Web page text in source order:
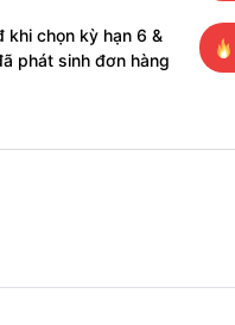
khi chọn kỳ hạn 6 &
phát sinh đơn hàng